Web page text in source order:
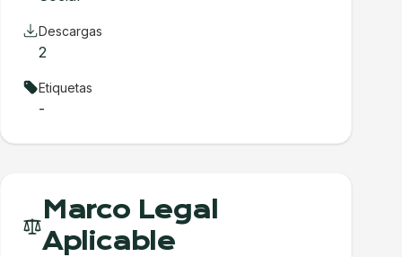
Descargas
2
Etiquetas
-
Marco Legal
Aplicable